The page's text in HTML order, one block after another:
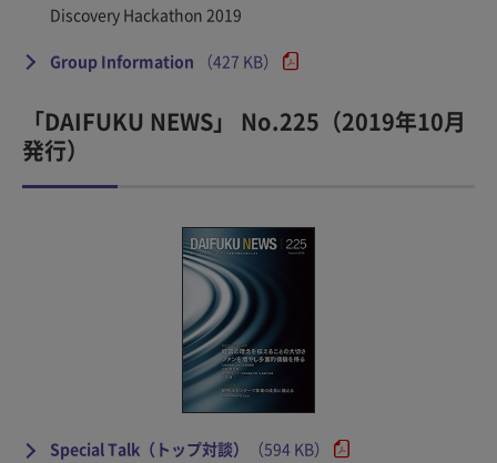
Discovery Hackathon 2019
Group Information （427 KB）
「DAIFUKU NEWS」 No.225（2019年10月
発行）
Special Talk（トップ対談）
（594 KB）